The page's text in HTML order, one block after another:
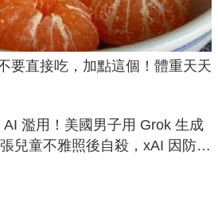
要直接吃，加點這個！體重天天
AI 濫用！美國男子用 Grok 生成
兒童不雅照後自殺，xAI 因防護